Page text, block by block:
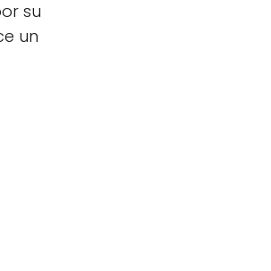
su
un